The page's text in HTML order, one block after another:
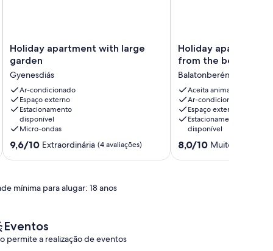
Holiday
apartment
with
large
garden
Gyenesdiás
Holiday apartment with large
garden
Gyenesdiás
Ar-condicionado
Espaço externo
Estacionamento
disponível
Micro-ondas
9.6
(4
9,6/10 Extraordinária (4 avaliações)
Holiday
apartment
50
m
from
the
beach
Balatonberény
Holiday apartment
from the beach
Balatonberény
Aceita animais
Ar-condicionado
Espaço externo
Estacionamento
disponível
8.0
8,0/10 Muito boa
mínima para alugar: 18 anos
Eventos
permite a realização de eventos